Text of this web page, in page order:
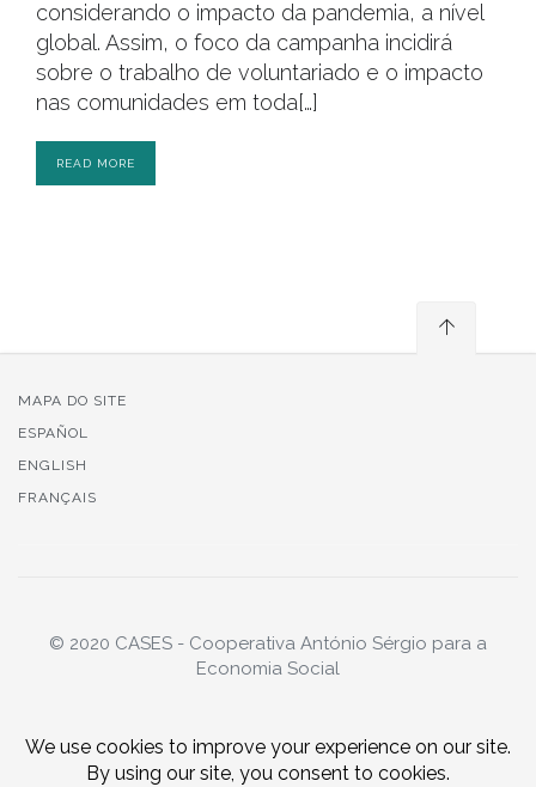
considerando o impacto da pandemia, a nível
global. Assim, o foco da campanha incidirá
sobre o trabalho de voluntariado e o impacto
nas comunidades em toda[…]
READ MORE
MAPA DO SITE
ESPAÑOL
ENGLISH
FRANÇAIS
© 2020 CASES - Cooperativa António Sérgio para a
Economia Social